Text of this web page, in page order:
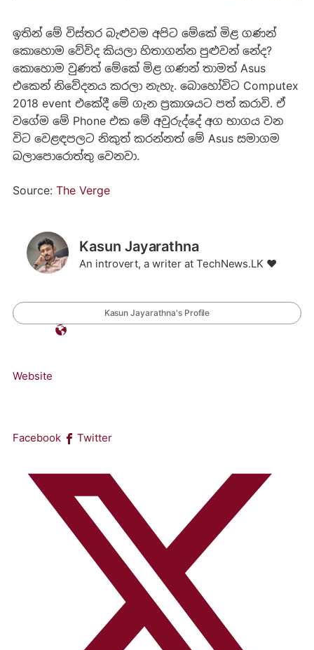
ඉතින් මේ විස්තර බැළුවම අපිට මේකේ මිළ ගණන්
කොහොම වේවිද කියලා හිතාගන්න පුළුවන් නේද?
කොහොම වුණත් මේකේ මිළ ගණන් තාමත් Asus
එකෙන් නිවේදනය කරලා නැහැ. බොහෝවිට Computex
2018 event එකේදී මේ ගැන ප්‍රකාශයට පත් කරාවි. ඒ
වගේම මේ Phone එක මේ අවුරුද්දේ අග භාගය වන
විට වෙළඳපලට නිකුත් කරන්නත් මේ Asus සමාගම
බලාපොරොත්තු වෙනවා.
Source: The Verge
Kasun Jayarathna
An introvert, a writer at TechNews.LK ❤️
Kasun Jayarathna's Profile
Website
Facebook Twitter